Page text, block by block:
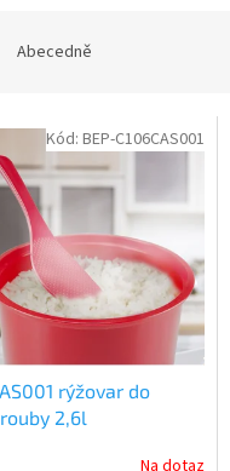
Abecedně
rýžovar do
2,6l
Kód: BEP-C106CAS001